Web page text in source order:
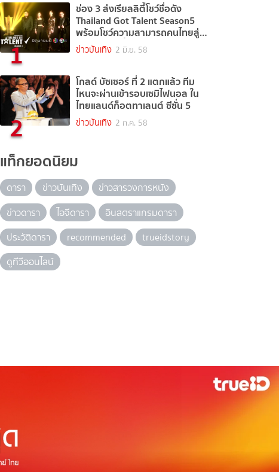
1
ช่อง 3 ส่งเรียลลิตี้โชว์ชื่อดัง
Thailand Got Talent Season5
พร้อมโชว์ความสามารถคนไทยสู่
สายตาอีกครั้ง
ข่าวบันเทิง 2 มิ.ย. 58
2
โกลด์ บัซเซอร์ ที่ 2 แตกแล้ว ทีม
ไหนจะผ่านเข้ารอบเซมิไฟนอล ใน
ไทยแลนด์ก็อตทาเลนต์ ซีซั่น 5
ข่าวบันเทิง 2 ก.ค. 58
แท็กยอดนิยม
ดารา ข่าวบันเทิง
ข่าวสารวงการหนัง
ข่าวดารา
ไอจีดารา
อินสตราแกรมดารา
ประวัติดารา
recommended
trueidstory
ดูทีวีออนไลน์